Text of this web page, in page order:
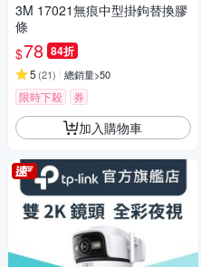
3M 17021無痕中型掛鉤替換膠
條
$78 84折
5 (21) 總銷量>50
限時下殺 券
加入購物車